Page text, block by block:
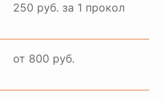
250 руб. за 1 прокол
от 800 руб.